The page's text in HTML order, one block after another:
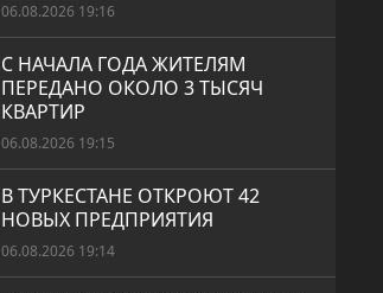
06.08.2026 19:16
С НАЧАЛА ГОДА ЖИТЕЛЯМ
ПЕРЕДАНО ОКОЛО 3 ТЫСЯЧ
КВАРТИР
06.08.2026 19:15
В ТУРКЕСТАНЕ ОТКРОЮТ 42
НОВЫХ ПРЕДПРИЯТИЯ
06.08.2026 19:14